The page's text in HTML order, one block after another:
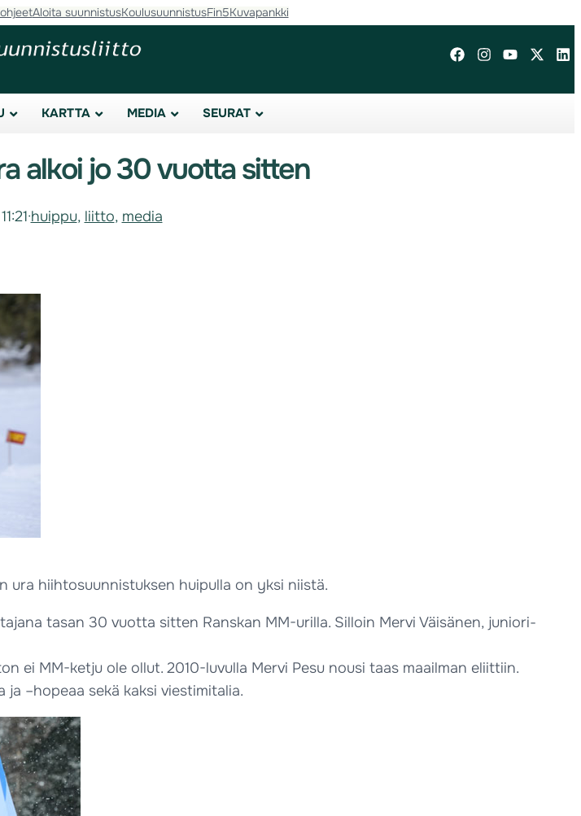
Aloita suunnistusKoulusuunnistusFin5Kuvapankki
KARTTA MEDIA SEURAT
alkoi jo 30 vuotta sitten
·huippu, liitto, media
ura hiihtosuunnistuksen huipulla on yksi niistä.
tasan 30 vuotta sitten Ranskan MM-urilla. Silloin Mervi Väisänen, juniori-
ei MM-ketju ole ollut. 2010-luvulla Mervi Pesu nousi taas maailman eliittiin.
–hopeaa sekä kaksi viestimitalia.